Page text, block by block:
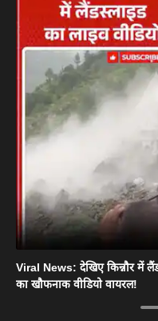
Viral News: देखिए किन्नौर में
का खौफनाक वीडियो वायरल!